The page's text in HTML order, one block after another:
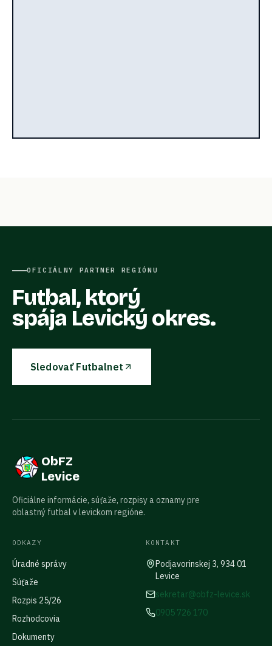
OFICIÁLNY PARTNER REGIÓNU
Futbal, ktorý
spája Levický okres.
Sledovať Futbalnet
ObFZ
Levice
Oficiálne informácie, súťaže, rozpisy a oznamy pre
oblastný futbal v levickom regióne.
ODKAZY
Úradné správy
Súťaže
Rozpis 25/26
Rozhodcovia
Dokumenty
KONTAKT
Podjavorinskej 3, 934 01
Levice
sekretar@obfz-levice.sk
0905 726 170